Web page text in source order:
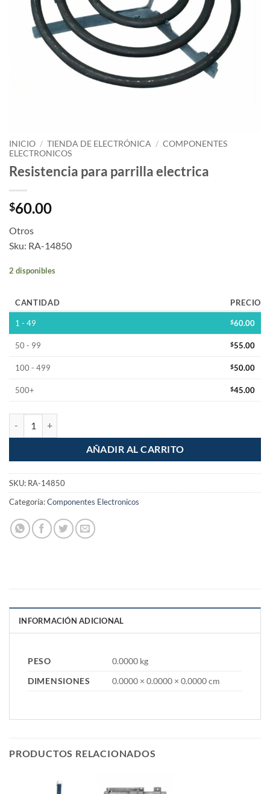
INICIO / TIENDA DE ELECTRÓNICA / COMPONENTES
ELECTRONICOS
Resistencia para parrilla electrica
$60.00
Otros
Sku: RA-14850
2 disponibles
CANTIDAD PRECIO
1 - 49 $60.00
50 - 99 $55.00
100 - 499 $50.00
500+ $45.00
AÑADIR AL CARRITO
SKU: RA-14850
Categoría:Componentes Electronicos
INFORMACIÓN ADICIONAL
PESO
0.0000 kg
DIMENSIONES
0.0000 × 0.0000 × 0.0000 cm
PRODUCTOS RELACIONADOS